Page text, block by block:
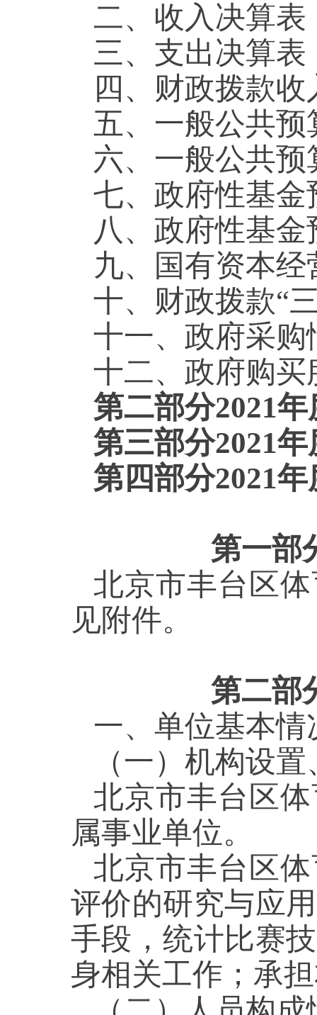
二、收入决算表
三、支出决算表
四、财政拨款
五、一般公共
六、一般公共
七、政府性基
八、政府性基
九、国有资本
十、财政拨款“
十一、政府采购
十二、政府购
第二部分2021
第三部分2021
第四部分2021
第一部
北京市丰台区
见附件。
第二部
一、单位基本情
（一）机构设
北京市丰台区
属事业单位。
北京市丰台区
评价的研究与应
手段，统计比赛
身相关工作；承